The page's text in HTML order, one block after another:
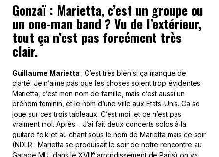
Gonzaï : Marietta, c’est un groupe ou
un one-man band ? Vu de l’extérieur,
tout ça n’est pas forcément très
clair.
Guillaume Marietta : C’est très bien si ça manque de
clarté. Je n’aime pas que les choses soient trop évidentes.
Marietta, c’est mon nom de famille, mais c’est aussi un
prénom féminin, et le nom d’une ville aux Etats-Unis. Ca se
joue sur ces trois tableaux. C’est moi, et ce n’est pas
vraiment moi. Après… J’ai fait deux concerts solos à la
guitare folk et au chant sous le nom de Marietta mais ce soir
(NDLR : Marietta se produisait le soir de notre rencontre au
Garage MU, dans le XVIIIe arrondissement de Paris) on va